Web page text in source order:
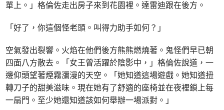
單上。」格倫佐走出房子來到花園裡。達雷迪跟在後方。
「好了，你這個怪老頭。叫得力助手如何？」
空氣發出裂響。火焰在他們後方熊熊燃燒著。鬼怪們早已朝
四面八方散去。「女王曾活躍於陰影中，」格倫佐說道，一
邊仰頭望著煙霧瀰漫的天空。「她知道這場遊戲。她知道扭
轉刀子的甜美滋味。現在她有了舒適的座椅並在夜裡鎖上每
一扇門。至少她還知道該如何舉辦一場派對。」